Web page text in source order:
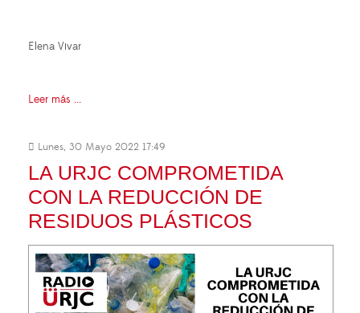
Elena Vivar
Leer más ...
Lunes, 30 Mayo 2022 17:49
LA URJC COMPROMETIDA
CON LA REDUCCIÓN DE
RESIDUOS PLÁSTICOS